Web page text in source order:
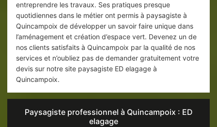
entreprendre les travaux. Ses pratiques presque
quotidiennes dans le métier ont permis à paysagiste à
Quincampoix de développer un savoir faire unique dans
l’aménagement et création d’espace vert. Devenez un de
nos clients satisfaits à Quincampoix par la qualité de nos
services et n’oubliez pas de demander gratuitement votre
devis sur notre site paysagiste ED elagage à
Quincampoix.
Paysagiste professionnel à Quincampoix : ED
elagage